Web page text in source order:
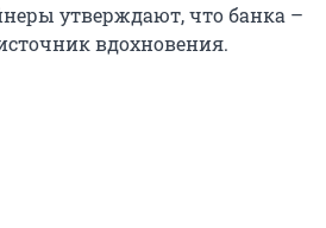
утверждают, что банка –
вдохновения.